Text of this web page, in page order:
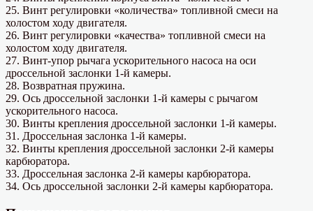
25. Винт регулировки «количества» топливной смеси на
холостом ходу двигателя.
26. Винт регулировки «качества» топливной смеси на
холостом ходу двигателя.
27. Винт-упор рычага ускорительного насоса на оси
дроссельной заслонки 1-й камеры.
28. Возвратная пружина.
29. Ось дроссельной заслонки 1-й камеры с рычагом
ускорительного насоса.
30. Винты крепления дроссельной заслонки 1-й камеры.
31. Дроссельная заслонка 1-й камеры.
32. Винты крепления дроссельной заслонки 2-й камеры
карбюратора.
33. Дроссельная заслонка 2-й камеры карбюратора.
34. Ось дроссельной заслонки 2-й камеры карбюратора.